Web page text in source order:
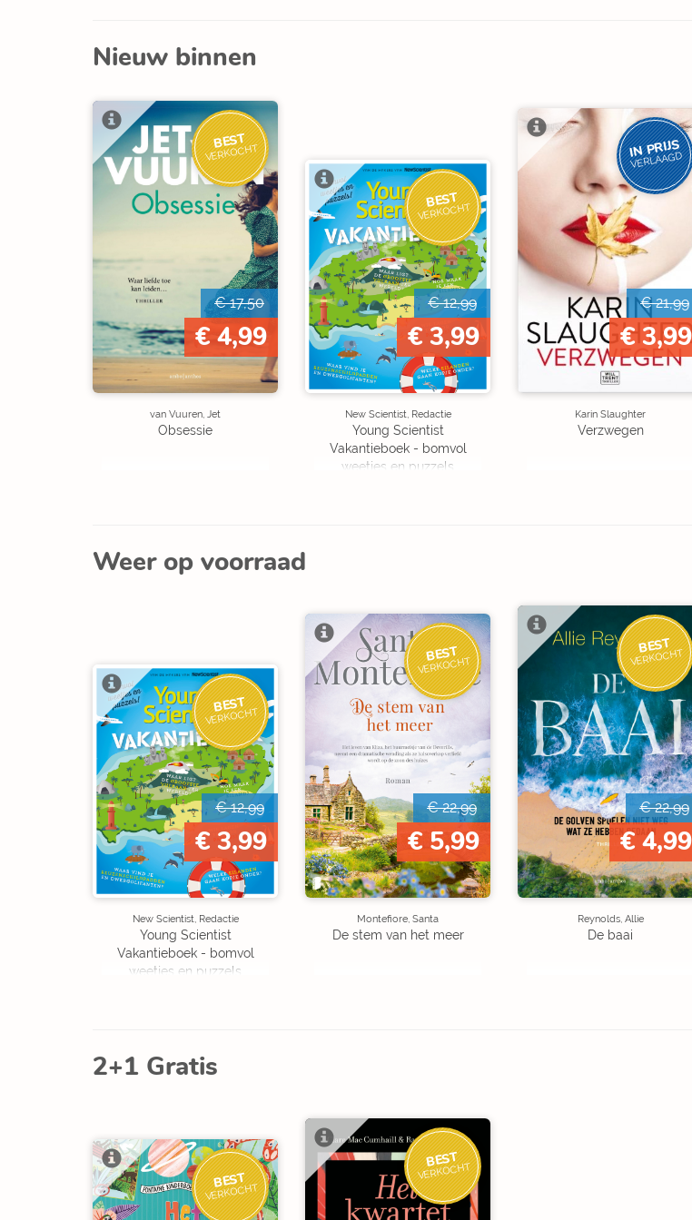
Nieuw binnen
BEST
VERKOCHT
€ 17,50
€ 4,99
van Vuuren, Jet
Obsessie
BEST
VERKOCHT
€ 12,99
€ 3,99
New Scientist, Redactie
Young Scientist
Vakantieboek - bomvol
weetjes en puzzels
IN PRIJS
VERLAAGD
€ 21,99
€ 3,99
Karin Slaughter
Verzwegen
Weer op voorraad
BEST
VERKOCHT
€ 12,99
€ 3,99
New Scientist, Redactie
Young Scientist
Vakantieboek - bomvol
weetjes en puzzels
BEST
VERKOCHT
€ 22,99
€ 5,99
Montefiore, Santa
De stem van het meer
BEST
VERKOCHT
€ 22,99
€ 4,99
Reynolds, Allie
De baai
2+1 Gratis
BEST
VERKOCHT
BEST
VERKOCHT